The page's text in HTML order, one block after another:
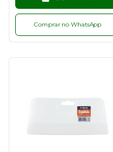
Comprar no WhatsApp